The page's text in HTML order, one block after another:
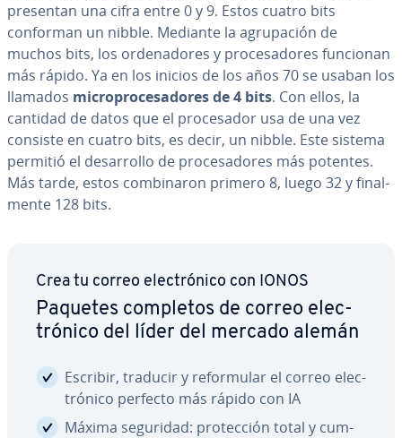
pre­se­n­tan una cifra entre 0 y 9. Estos cuatro bits
conforman un nibble. Mediante la agru­pa­ción de
muchos bits, los or­de­na­do­res y pro­ce­sa­do­res funcionan
más rápido. Ya en los inicios de los años 70 se usaban los
llamados mi­cro­pro­ce­sa­do­res de 4 bits. Con ellos, la
cantidad de datos que el pro­ce­sa­dor usa de una vez
consiste en cuatro bits, es decir, un nibble. Este sistema
permitió el de­sa­rro­llo de pro­ce­sa­do­res más potentes.
Más tarde, estos co­m­bi­na­ron primero 8, luego 32 y fi­na­l­
me­n­te 128 bits.
Crea tu correo ele­c­tró­ni­co con IONOS
Paquetes completos de correo ele­c­
tró­ni­co del líder del mercado alemán
Escribir, traducir y re­fo­r­mu­lar el correo ele­c­
tró­ni­co perfecto más rápido con IA
Máxima seguridad: pro­te­c­ción total y cu­m­